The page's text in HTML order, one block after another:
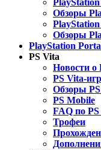
Обзоры
Обзоры
PlayStation
PS Vita
Новости о
PS Vita-
Обзоры
PS Mobile
FAQ по
Трофеи